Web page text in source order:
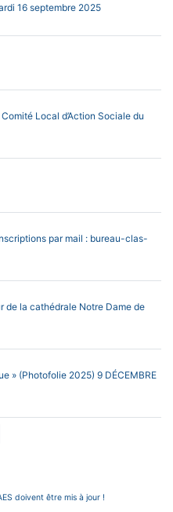
16 septembre 2025
Local d’Action Sociale du
par mail : bureau-clas-
de la cathédrale Notre Dame de
» (Photofolie 2025) 9 DÉCEMBRE
doivent être mis à jour !